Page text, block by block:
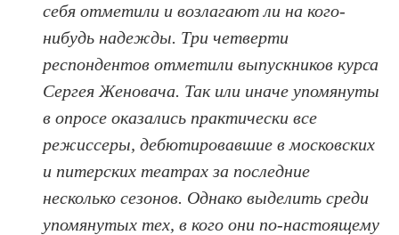
себя отметили и возлагают ли на кого-
нибудь надежды. Три четверти
респондентов отметили выпускников курса
Сергея Женовача. Так или иначе упомянуты
в опросе оказались практически все
режиссеры, дебютировавшие в московских
и питерских театрах за последние
несколько сезонов. Однако выделить среди
упомянутых тех, в кого они по-настоящему